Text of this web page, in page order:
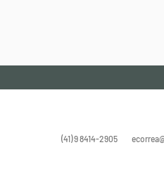
(41) 9 8414-2905